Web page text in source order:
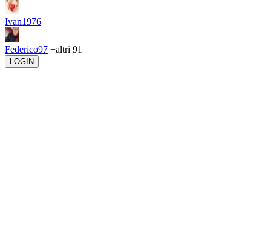
Ivan1976
Federico97 +altri 91
LOGIN